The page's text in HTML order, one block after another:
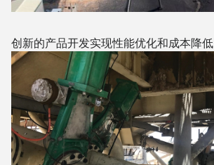
创新的产品开发实现性能优化和成本降低